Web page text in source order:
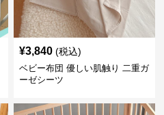
¥3,840 (税込)
ベビー布団 優しい肌触り 二重ガ
ーゼシーツ